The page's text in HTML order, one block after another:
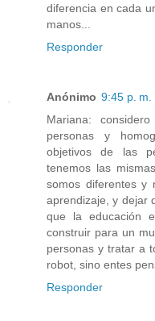
diferencia en cada
manos...
Responder
Anónimo 9:45 p. m.
Mariana:
personas y
objetivos de las
tenemos las
somos diferentes y
aprendizaje, y dejar
que la educación
construir para un
personas y tratar a
robot, sino entes
Responder